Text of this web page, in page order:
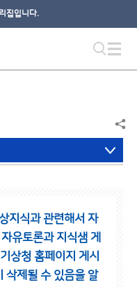
집입니다.
지식과 관련해서 자
유토론과 지식샘 게
기상청 홈페이지 게시
삭제될 수 있음을 알